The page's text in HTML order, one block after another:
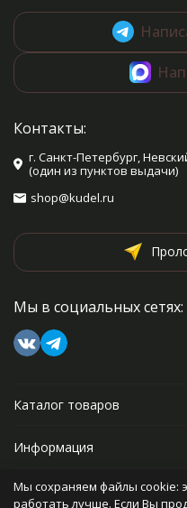
Контакты:
г. Санкт-Петербург,
(один из пунктов выдачи)
shop@kudel.ru
Мы в социальных сетях:
Каталог товаров
Информация
Прочее
Мы сохраняем файлы cookie:
работать лучше. Если Вы